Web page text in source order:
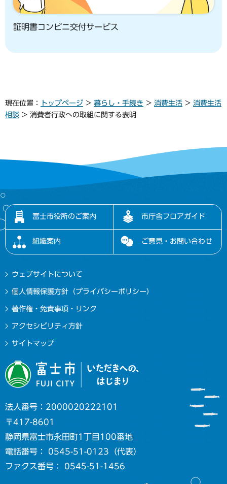
証明書コンビニ交付サービス
現在位置： トップページ > 暮らし・手続き > 消費生活 > 消費生活
相談 > 消費者行政への取組に関する表明
富士市役所のご案内 市庁舎フロアガイド
組織案内 ご意見・お問い合わせ
ウェブサイトについて
個人情報保護方針（プライバシーポリシー）
著作権・免責事項・リンク
アクセシビリティ方針
サイトマップ
法人番号：2000020222101
〒417-8601
静岡県富士市永田町1丁目100番地
電話番号： 0545-51-0123（代表）
ファクス番号： 0545-51-1456